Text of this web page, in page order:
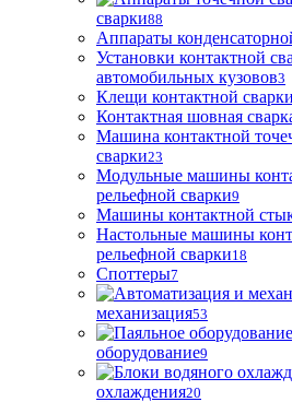
сварки88
Аппараты
Установки контактной
автомобильных кузовов3
Клещи контактной сварки
Контактная шовная
Машина контактной
сварки23
Модульные машины
рельефной сварки9
Машины контактной
Настольные машины
рельефной сварки18
Споттеры7
механизация53
оборудование9
охлаждения20